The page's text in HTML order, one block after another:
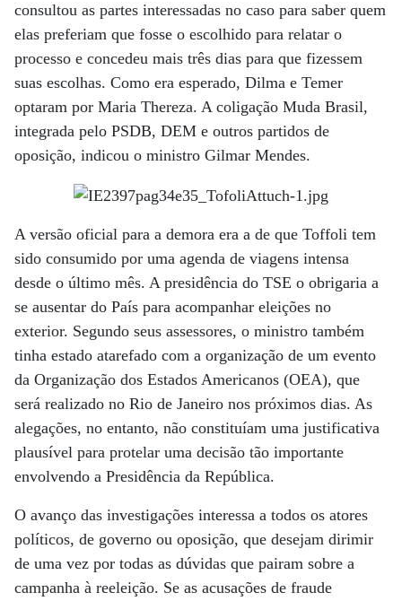
consultou as partes interessadas no caso para saber quem
elas preferiam que fosse o escolhido para relatar o
processo e concedeu mais três dias para que fizessem
suas escolhas. Como era esperado, Dilma e Temer
optaram por Maria Thereza. A coligação Muda Brasil,
integrada pelo PSDB, DEM e outros partidos de
oposição, indicou o ministro Gilmar Mendes.
A versão oficial para a demora era a de que Toffoli tem
sido consumido por uma agenda de viagens intensa
desde o último mês. A presidência do TSE o obrigaria a
se ausentar do País para acompanhar eleições no
exterior. Segundo seus assessores, o ministro também
tinha estado atarefado com a organização de um evento
da Organização dos Estados Americanos (OEA), que
será realizado no Rio de Janeiro nos próximos dias. As
alegações, no entanto, não constituíam uma justificativa
plausível para protelar uma decisão tão importante
envolvendo a Presidência da República.
O avanço das investigações interessa a todos os atores
políticos, de governo ou oposição, que desejam dirimir
de uma vez por todas as dúvidas que pairam sobre a
campanha à reeleição. Se as acusações de fraude